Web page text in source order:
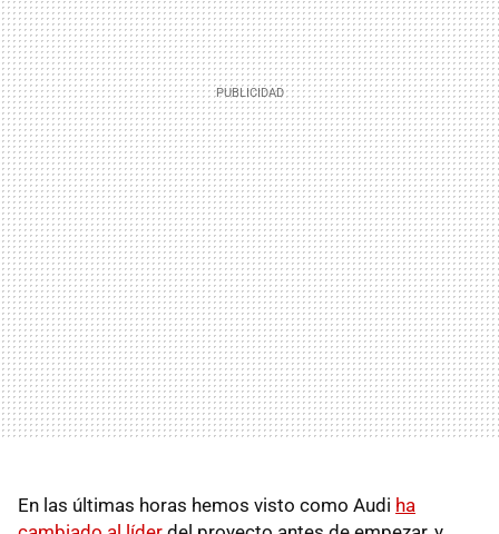
En las últimas horas hemos visto como Audi ha